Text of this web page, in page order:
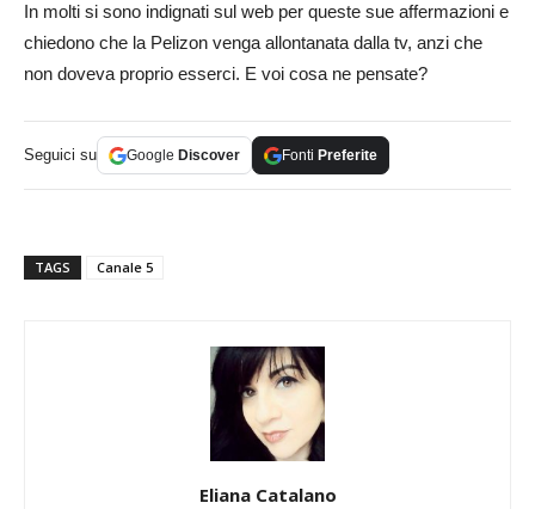
In molti si sono indignati sul web per queste sue affermazioni e
chiedono che la Pelizon venga allontanata dalla tv, anzi che
non doveva proprio esserci. E voi cosa ne pensate?
Seguici su Google Discover Fonti Preferite
TAGS Canale 5
Eliana Catalano